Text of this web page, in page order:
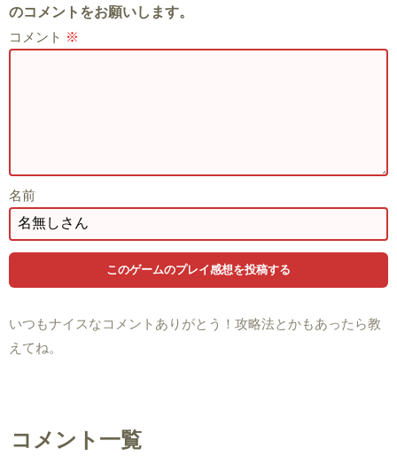
のコメントをお願いします。
コメント ※
名前
いつもナイスなコメントありがとう！攻略法とかもあったら教
えてね。
コメント一覧